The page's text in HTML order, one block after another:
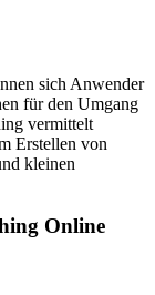
sich Anwender
für den Umgang
vermittelt
Erstellen von
kleinen
Online